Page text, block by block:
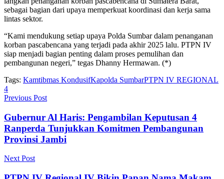
sebagai bagian dari upaya memperkuat koordinasi dan kerja sama
lintas sektor.
“Kami mendukung setiap upaya Polda Sumbar dalam penanganan
korban pascabencana yang terjadi pada akhir 2025 lalu. PTPN IV
siap menjadi bagian penting dalam proses pemulihan dan
pembangunan negeri,” tegas Dhanny Hermawan. (*)
Tags: Kamtibmas KondusifKapolda SumbarPTPN IV REGIONAL
4
Previous Post
Gubernur Al Haris: Pengambilan Keputusan 4
Ranperda Tunjukkan Komitmen Pembangunan
Provinsi Jambi
Next Post